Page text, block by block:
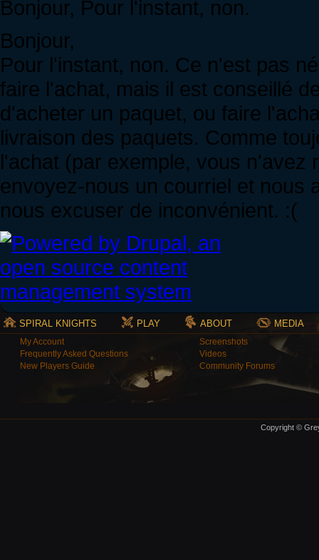
Bonjour, Pour l'instant, non.
Bonjour,
Pour l'instant, non. Ce n'est pas
faire l'achat, mais il est conseillé
d'acheter un paquet, ou faire
livraison des paquets. Comme
l'achat (par exemple, vous n'avez
envoyez-nous un courriel et nous
nous excuser de inconvénient. :(
SPIRAL KNIGHTS PLAY ABOUT MEDIA
My Account
Frequently Asked Questions
New Players Guide
Screenshots
Videos
Community Forums
Copyright ©